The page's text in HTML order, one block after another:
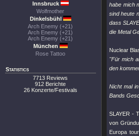
Innsbruck
Wolfmother
Dinkelsbühl
Arch Enemy (+21)
Arch Enemy (+21)
Arch Enemy (+21)
München
Rose Tattoo
Statistics
7713 Reviews
912 Berichte
26 Konzerte/Festivals
habe mich
sind heute
dass
die Metal
Nuclear
"Für mich
den
Nicht mal
Bands
SLAYER -
von
Europa